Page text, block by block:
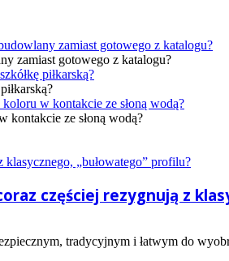
zamiast gotowego z katalogu?
kontakcie ze słoną wodą?
częściej rezygnują z
tradycyjnym i łatwym do